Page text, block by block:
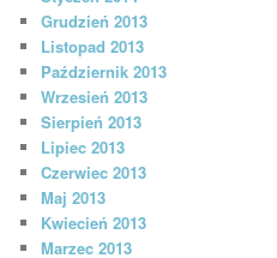
Grudzień 2013
Listopad 2013
Październik 2013
Wrzesień 2013
Sierpień 2013
Lipiec 2013
Czerwiec 2013
Maj 2013
Kwiecień 2013
Marzec 2013